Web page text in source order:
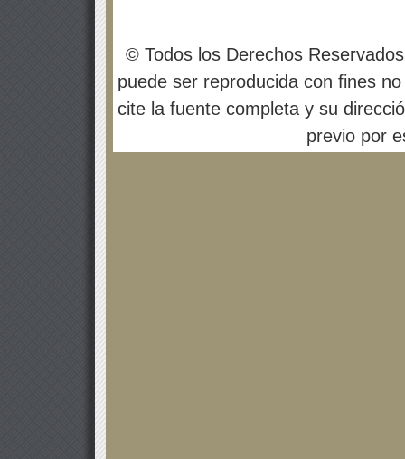
© Todos los Derechos
puede ser reproducida con fines
cite la fuente completa y su
previo por